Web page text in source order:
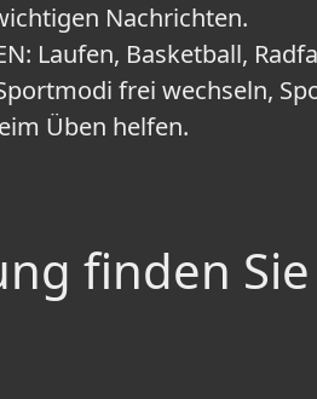
Nachrichten.
Laufen, Basketball,
frei wechseln,
Üben helfen.
finden